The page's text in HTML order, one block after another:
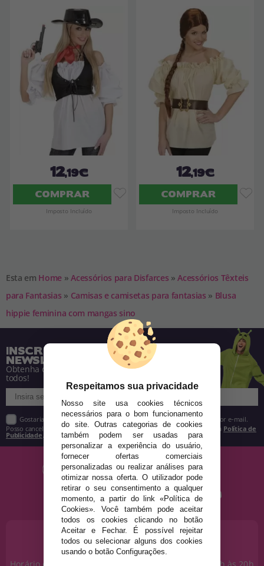
12,19€
COMPRAR
Imposto Incluído
12,19€
COMPRAR
Imposto Incluído
Esta em Home » Acessórios para Disfarces » Acessórios Têxteis
para Fantasias » Camisas e camisetas para fantasias » Blusa
hippie feminina com mangas sino
INSCREVA-SE NA NOSSA
NEWSLETTER
Obtenha descontos e saiba de tudo antes de
todos!
Gostaria de receber descontos exclusivos, novidades e tendências por e-mail.
Posso cancelar a inscrição a qualquer momento, conforme estipulado na Política de
Publicidade
PRECISA DE AJUDA?
915 793 695
Horário de segunda a sexta das 10h às 14h e das 17h às 20h
Respeitamos sua privacidade
Nosso site usa cookies técnicos
necessários para o bom funcionamento
do site. Outras categorias de cookies
também podem ser usadas para
personalizar a experiência do usuário,
fornecer ofertas comerciais
personalizadas ou realizar análises para
otimizar nossa oferta. O utilizador pode
retirar o seu consentimento a qualquer
momento, a partir do link «Política de
Cookies». Você também pode aceitar
todos os cookies clicando no botão
Aceitar e Fechar. É possível rejeitar
todos ou selecionar alguns dos cookies
usando o botão Configurações.